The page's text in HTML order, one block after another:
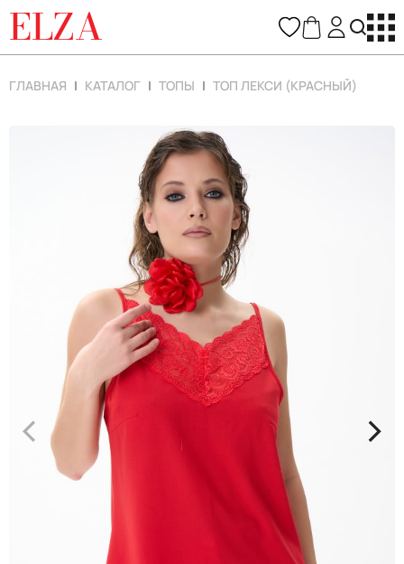
ELZA
ГЛАВНАЯ КАТАЛОГ ТОПЫ ТОП ЛЕКСИ (КРАСНЫЙ)
< >